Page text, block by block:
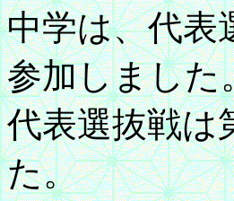
中学は、代表
参加しました
代表選抜戦は
た。